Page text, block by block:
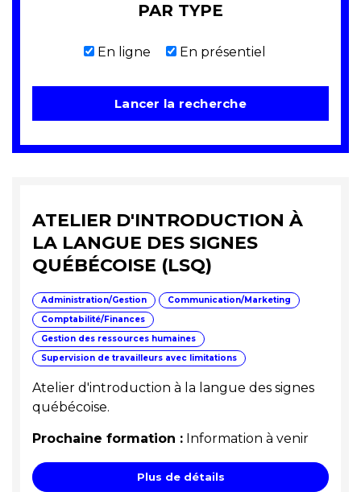
PAR TYPE
En ligne En présentiel
ATELIER D'INTRODUCTION À
LA LANGUE DES SIGNES
QUÉBÉCOISE (LSQ)
Administration/Gestion
Communication/Marketing
Comptabilité/Finances
Gestion des ressources humaines
Supervision de travailleurs avec limitations
Atelier d'introduction à la langue des signes
québécoise.
Prochaine formation : Information à venir
Plus de détails